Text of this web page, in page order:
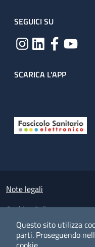
Questo sito utilizza
parti. Proseguendo
SEGUICI SU
SCARICA L'APP
Small prints
Note legali
Cookies Policy
Policy privacy e